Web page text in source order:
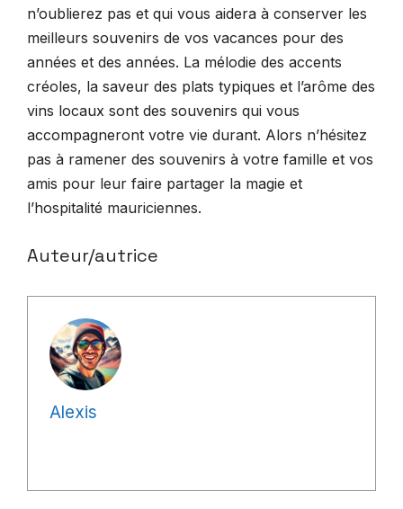
n’oublierez pas et qui vous aidera à conserver les
meilleurs souvenirs de vos vacances pour des
années et des années. La mélodie des accents
créoles, la saveur des plats typiques et l’arôme des
vins locaux sont des souvenirs qui vous
accompagneront votre vie durant. Alors n’hésitez
pas à ramener des souvenirs à votre famille et vos
amis pour leur faire partager la magie et
l’hospitalité mauriciennes.
Auteur/autrice
Alexis